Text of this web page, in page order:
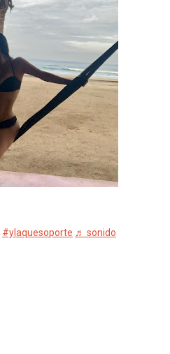
#ylaquesoporte ♬ sonido